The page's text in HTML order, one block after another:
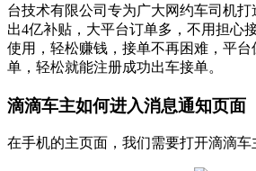
台技术有限公司专为广大网约车司机
出4亿补贴，大平台订单多，不用担心
使用，轻松赚钱，接单不再困难，平
单，轻松就能注册成功出车接单。
滴滴车主如何进入消息通知页面
在手机的主页面，我们需要打开滴滴车